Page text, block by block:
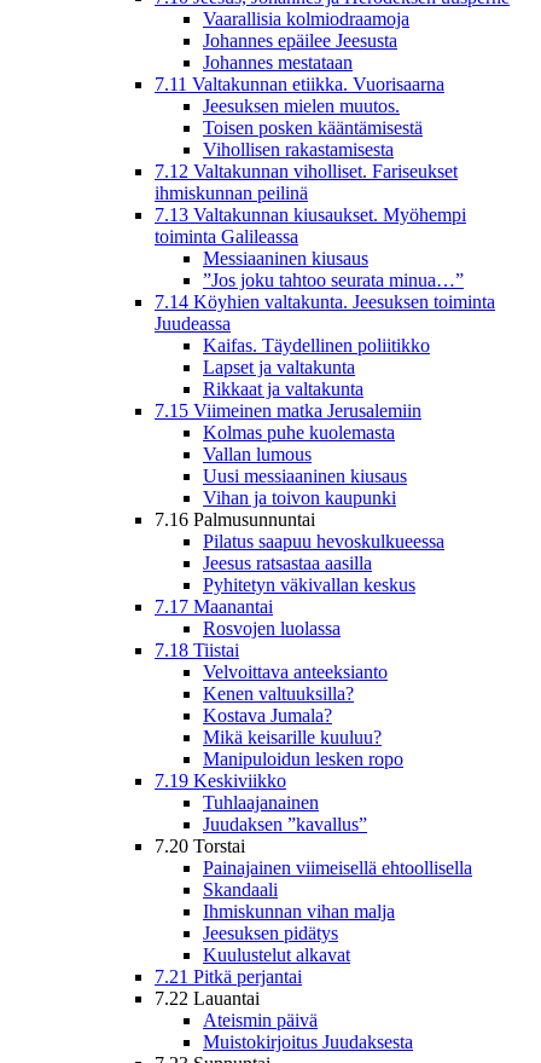
Vaarallisia kolmiodraamoja
Johannes epäilee Jeesusta
Johannes mestataan
7.11 Valtakunnan etiikka. Vuorisaarna
Jeesuksen mielen muutos.
Toisen posken kääntämisestä
Vihollisen rakastamisesta
7.12 Valtakunnan viholliset. Fariseukset
ihmiskunnan peilinä
7.13 Valtakunnan kiusaukset. Myöhempi
toiminta Galileassa
Messiaaninen kiusaus
”Jos joku tahtoo seurata minua…”
7.14 Köyhien valtakunta. Jeesuksen toiminta
Juudeassa
Kaifas. Täydellinen poliitikko
Lapset ja valtakunta
Rikkaat ja valtakunta
7.15 Viimeinen matka Jerusalemiin
Kolmas puhe kuolemasta
Vallan lumous
Uusi messiaaninen kiusaus
Vihan ja toivon kaupunki
7.16 Palmusunnuntai
Pilatus saapuu hevoskulkueessa
Jeesus ratsastaa aasilla
Pyhitetyn väkivallan keskus
7.17 Maanantai
Rosvojen luolassa
7.18 Tiistai
Velvoittava anteeksianto
Kenen valtuuksilla?
Kostava Jumala?
Mikä keisarille kuuluu?
Manipuloidun lesken ropo
7.19 Keskiviikko
Tuhlaajanainen
Juudaksen ”kavallus”
7.20 Torstai
Painajainen viimeisellä ehtoollisella
Skandaali
Ihmiskunnan vihan malja
Jeesuksen pidätys
Kuulustelut alkavat
7.21 Pitkä perjantai
7.22 Lauantai
Ateismin päivä
Muistokirjoitus Juudaksesta